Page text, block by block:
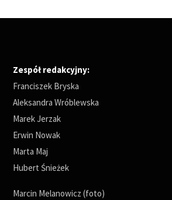
Zespół redakcyjny:
Franciszek Bryska
Aleksandra Wróblewska
Marek Jerzak
Erwin Nowak
Marta Maj
Hubert Śnieżek
Marcin Melanowicz (foto)